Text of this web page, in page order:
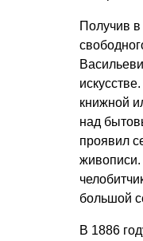
Получив в
книжной
над
проявил
живописи.
большой
В 1886